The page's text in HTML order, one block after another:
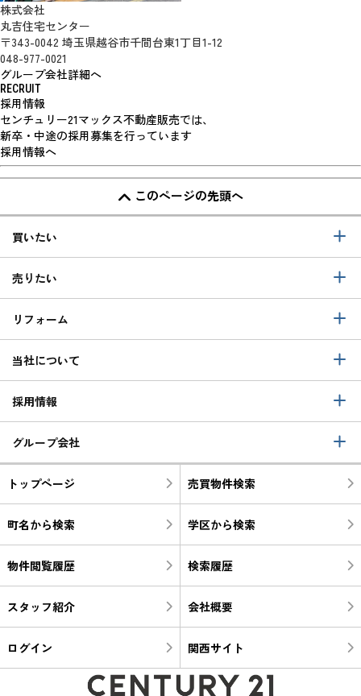
株式会社
丸吉住宅センター
〒343-0042 埼玉県越谷市千間台東1丁目1-12
048-977-0021
グループ会社詳細へ
RECRUIT
採用情報
センチュリー21マックス不動産販売では、
新卒・中途の採用募集を行っています
採用情報へ
このページの先頭へ
買いたい
売りたい
リフォーム
当社について
採用情報
グループ会社
トップページ 売買物件検索
町名から検索 学区から検索
物件閲覧履歴 検索履歴
スタッフ紹介 会社概要
ログイン 関西サイト